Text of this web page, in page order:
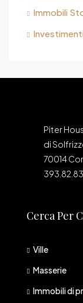
Immobili
Piter
di
70014
Cerca Per
Ville
Masserie
Immobili di